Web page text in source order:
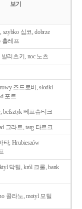
보기
szybko 십코, dobrze
흘레프
발리츠키, noc 노츠
즈드로비, słodki
포트
befsztyk 베프슈티크
그라트, targ 타르크
타, Hrubieszów
닥틸, król 크룰, bank
콜라노, motyl 모틸